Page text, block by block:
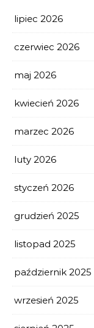
lipiec 2026
czerwiec 2026
maj 2026
kwiecień 2026
marzec 2026
luty 2026
styczeń 2026
grudzień 2025
listopad 2025
październik 2025
wrzesień 2025